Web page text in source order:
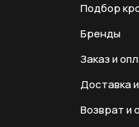
Подбор
Бренды
Заказ и
Доставка
Возврат и